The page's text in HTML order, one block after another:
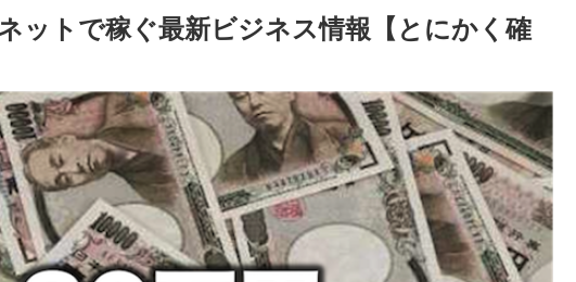
ネットで稼ぐ最新ビジネス情報【とにかく確